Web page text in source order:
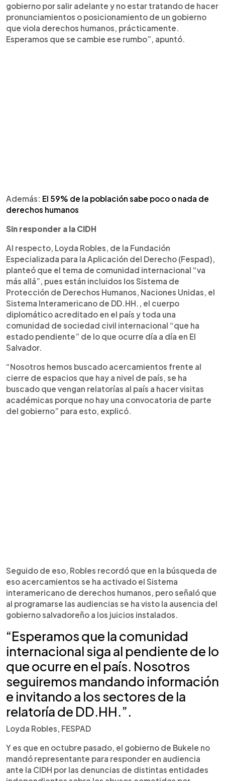
gobierno por salir adelante y no estar tratando de hacer
pronunciamientos o posicionamiento de un gobierno
que viola derechos humanos, prácticamente.
Esperamos que se cambie ese rumbo”, apuntó.
Además: El 59% de la población sabe poco o nada de
derechos humanos
Sin responder a la CIDH
Al respecto, Loyda Robles, de la Fundación
Especializada para la Aplicación del Derecho (Fespad),
planteó que el tema de comunidad internacional “va
más allá”, pues están incluidos los Sistema de
Protección de Derechos Humanos, Naciones Unidas, el
Sistema Interamericano de DD.HH., el cuerpo
diplomático acreditado en el país y toda una
comunidad de sociedad civil internacional “que ha
estado pendiente” de lo que ocurre día a día en El
Salvador.
“Nosotros hemos buscado acercamientos frente al
cierre de espacios que hay a nivel de país, se ha
buscado que vengan relatorías al país a hacer visitas
académicas porque no hay una convocatoria de parte
del gobierno” para esto, explicó.
Seguido de eso, Robles recordó que en la búsqueda de
eso acercamientos se ha activado el Sistema
interamericano de derechos humanos, pero señaló que
al programarse las audiencias se ha visto la ausencia del
gobierno salvadoreño a los juicios instalados.
“Esperamos que la comunidad
internacional siga al pendiente de lo
que ocurre en el país. Nosotros
seguiremos mandando información
e invitando a los sectores de la
relatoría de DD.HH.”.
Loyda Robles, FESPAD
Y es que en octubre pasado, el gobierno de Bukele no
mandó representante para responder en audiencia
ante la CIDH por las denuncias de distintas entidades